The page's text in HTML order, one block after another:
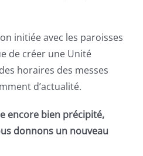
initiée avec les paroisses
de créer une Unité
horaires des messes
d’actualité.
encore bien précipité,
donnons un nouveau